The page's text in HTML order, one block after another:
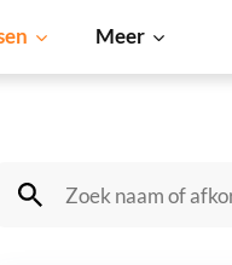
Meer
Dogecoin Solana BNB